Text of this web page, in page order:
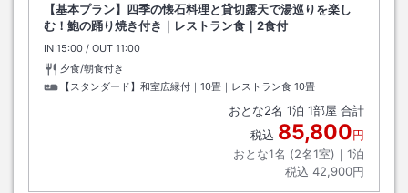
【基本プラン】四季の懐石料理と貸切露天で湯巡りを楽し
む！鮑の踊り焼き付き｜レストラン食｜2食付
IN チェックイン
15:00 / OUT チェックアウト
11:00
夕食/朝食付き
【スタンダード】和室広縁付｜10畳｜レストラン食 10畳
おとな2名 1泊 1部屋 合計
税込 85,800円
おとな1名 (2名1室)｜ 1泊
税込 42,900円